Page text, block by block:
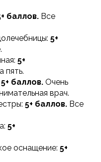
баллов. Все
5+
5+
пять.
5+ баллов. Очень
врач.
5+ баллов. Все
5+
оснащение: 5+